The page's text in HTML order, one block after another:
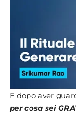
E dopo aver
per cosa sei